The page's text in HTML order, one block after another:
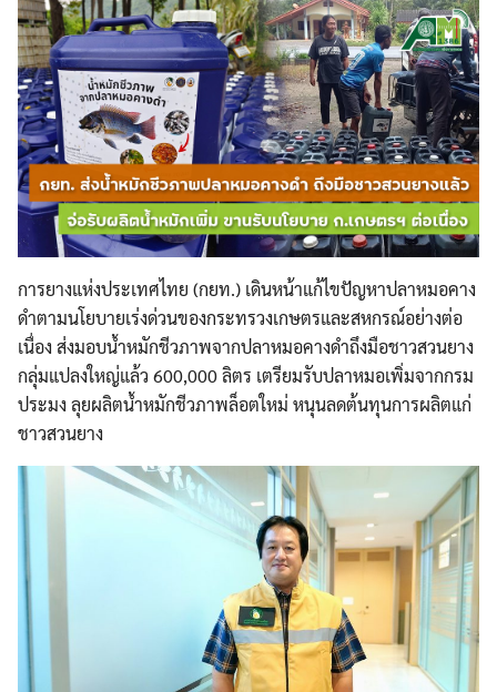
การยางแห่งประเทศไทย (กยท.) เดินหน้าแก้ไขปัญหาปลาหมอคาง
ดำตามนโยบายเร่งด่วนของกระทรวงเกษตรและสหกรณ์อย่างต่อ
เนื่อง ส่งมอบน้ำหมักชีวภาพจากปลาหมอคางดำถึงมือชาวสวนยาง
กลุ่มแปลงใหญ่แล้ว 600,000 ลิตร เตรียมรับปลาหมอเพิ่มจากกรม
ประมง ลุยผลิตน้ำหมักชีวภาพล็อตใหม่ หนุนลดต้นทุนการผลิตแก่
ชาวสวนยาง